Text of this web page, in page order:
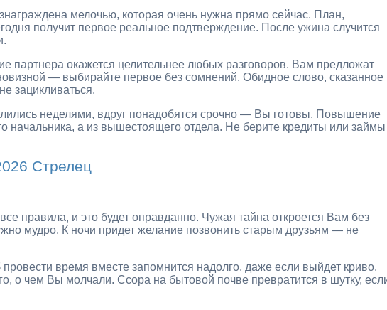
мелочью, которая очень нужна прямо сейчас. План,
получит первое реальное подтверждение. После ужина случится
партнера окажется целительнее любых разговоров. Вам предложат
— выбирайте первое без сомнений. Обидное слово, сказанное
зацикливаться.
неделями, вдруг понадобятся срочно — Вы готовы. Повышение
начальника, а из вышестоящего отдела. Не берите кредиты или займы
Стрелец
правила, и это будет оправданно. Чужая тайна откроется Вам без
мудро. К ночи придет желание позвонить старым друзьям — не
время вместе запомнится надолго, даже если выйдет криво.
о чем Вы молчали. Ссора на бытовой почве превратится в шутку,